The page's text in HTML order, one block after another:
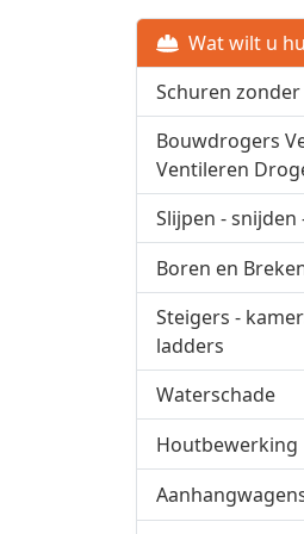
Wat wilt u
Schuren
Bouwdrogers
Ventileren
Slijpen - snijden
Boren en
Steigers -
ladders
Waterschade
Houtbewerking